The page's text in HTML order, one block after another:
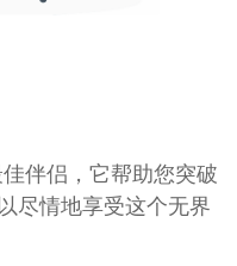
伴侣，它帮助您突破
尽情地享受这个无界